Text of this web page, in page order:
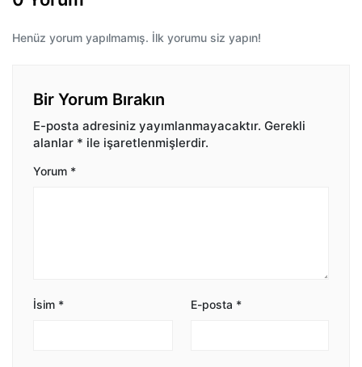
Henüz yorum yapılmamış. İlk yorumu siz yapın!
Bir Yorum Bırakın
E-posta adresiniz yayımlanmayacaktır. Gerekli
alanlar * ile işaretlenmişlerdir.
Yorum *
İsim * E-posta *